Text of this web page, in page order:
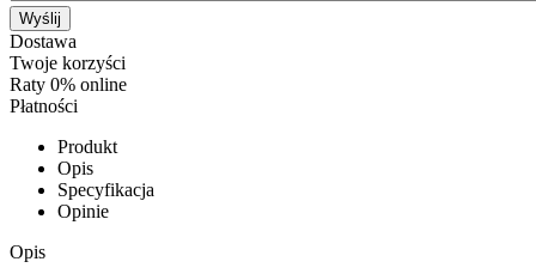
Wyślij
Dostawa
Twoje korzyści
Raty 0% online
Płatności
Produkt
Opis
Specyfikacja
Opinie
Opis